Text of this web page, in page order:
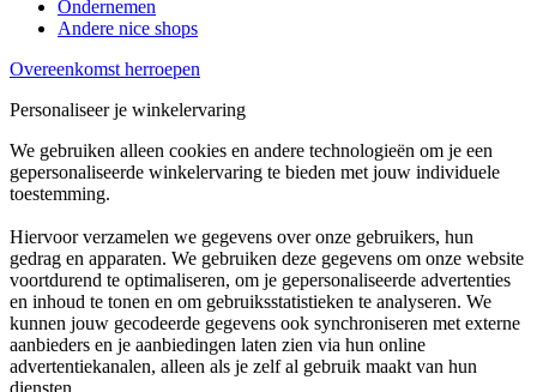
Ondernemen
Andere nice shops
Overeenkomst herroepen
Personaliseer je winkelervaring
We gebruiken alleen cookies en andere technologieën om je een
gepersonaliseerde winkelervaring te bieden met jouw individuele
toestemming.
Hiervoor verzamelen we gegevens over onze gebruikers, hun
gedrag en apparaten. We gebruiken deze gegevens om onze website
voortdurend te optimaliseren, om je gepersonaliseerde advertenties
en inhoud te tonen en om gebruiksstatistieken te analyseren. We
kunnen jouw gecodeerde gegevens ook synchroniseren met externe
aanbieders en je aanbiedingen laten zien via hun online
advertentiekanalen, alleen als je zelf al gebruik maakt van hun